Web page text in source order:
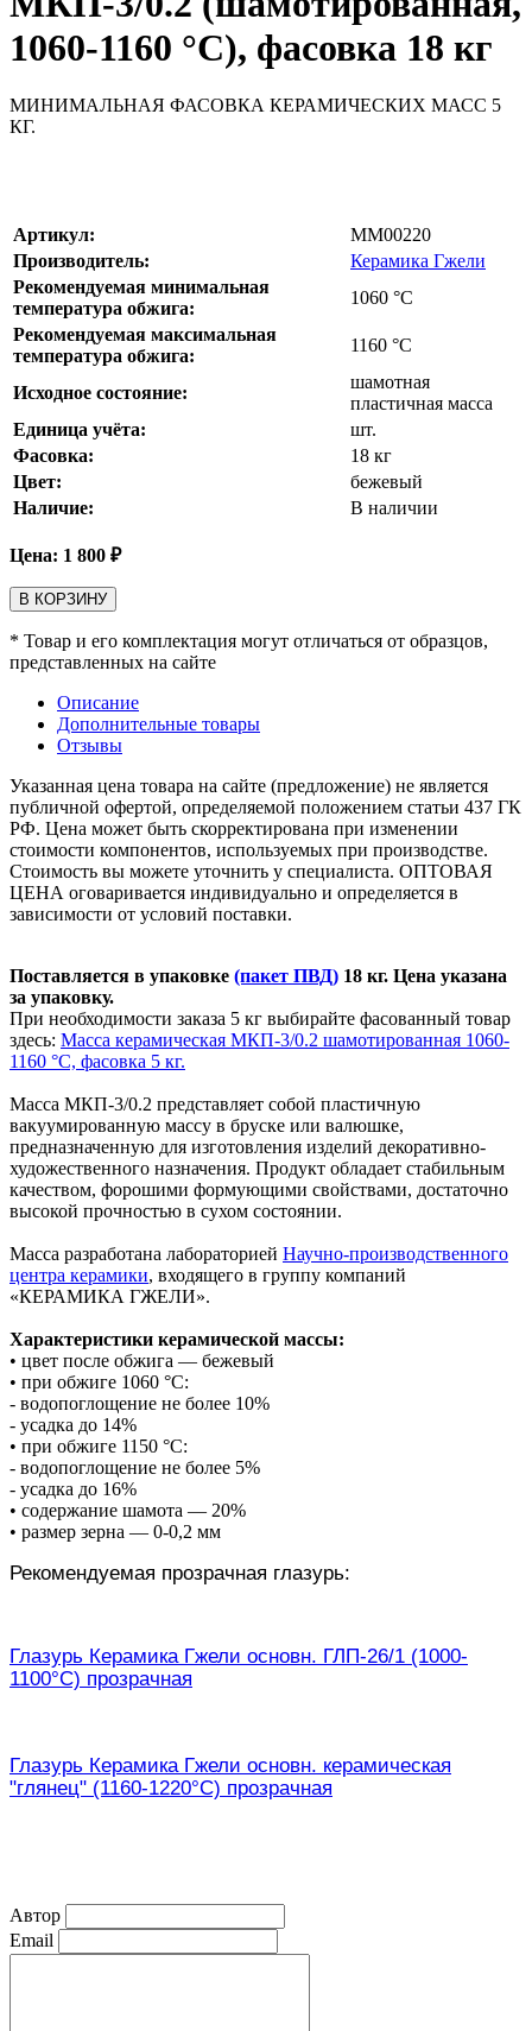
1060-1160 °C), фасовка 18 кг
МИНИМАЛЬНАЯ ФАСОВКА КЕРАМИЧЕСКИХ МАСС 5
КГ.
Артикул:
MM00220
Производитель:
Керамика Гжели
Рекомендуемая минимальная
температура обжига:
1060 °С
Рекомендуемая максимальная
температура обжига:
1160 °С
Исходное состояние:
шамотная
пластичная масса
Единица учёта:
шт.
Фасовка:
18 кг
Цвет:
бежевый
Наличие:
В наличии
Цена: 1 800 ₽
В КОРЗИНУ
* Товар и его комплектация могут отличаться от образцов,
представленных на сайте
Описание
Дополнительные товары
Отзывы
Указанная цена товара на сайте (предложение) не является
публичной офертой, определяемой положением статьи 437 ГК
РФ. Цена может быть скорректирована при изменении
стоимости компонентов, используемых при производстве.
Стоимость вы можете уточнить у специалиста. ОПТОВАЯ
ЦЕНА оговаривается индивидуально и определяется в
зависимости от условий поставки.
Поставляется в упаковке (пакет ПВД) 18 кг. Цена указана
за упаковку.
При необходимости заказа 5 кг выбирайте фасованный товар
здесь: Масса керамическая МКП-3/0.2 шамотированная 1060-
1160 °C, фасовка 5 кг.
Масса МКП-3/0.2 представляет собой пластичную
вакуумированную массу в бруске или валюшке,
предназначенную для изготовления изделий декоративно-
художественного назначения. Продукт обладает стабильным
качеством, форошими формующими свойствами, достаточно
высокой прочностью в сухом состоянии.
Масса разработана лабораторией Научно-производственного
центра керамики, входящего в группу компаний
«КЕРАМИКА ГЖЕЛИ».
Характеристики керамической массы:
• цвет после обжига — бежевый
• при обжиге 1060 °С:
- водопоглощение не более 10%
- усадка до 14%
• при обжиге 1150 °С:
- водопоглощение не более 5%
- усадка до 16%
• содержание шамота — 20%
• размер зерна — 0-0,2 мм
Рекомендуемая прозрачная глазурь:
Глазурь Керамика Гжели основн. ГЛП-26/1 (1000-
1100°С) прозрачная
Глазурь Керамика Гжели основн. керамическая
"глянец" (1160-1220°С) прозрачная
Автор
Email